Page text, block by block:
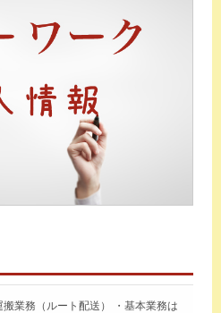
業務（ルート配送） ・基本業務は